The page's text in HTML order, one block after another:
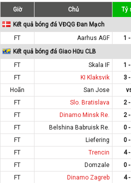
Giờ Chủ Tỷ
Kết quả bóng đá VĐQG Đan Mạch
FT
Aarhus AGF 1 -
Kết quả bóng đá Giao Hữu CLB
FT
Skala IF 1 -
FT
KI Klaksvik 3
Hoãn
San Jose
FT
Slo. Bratislava 2
FT
Dinamo Minsk Re. 2 -
FT
Belshina Babruisk Re. 0
FT
Liefering 0
FT
Trencin 4
FT
Domzale 0 -
FT
Dinamo Zagreb 4 -